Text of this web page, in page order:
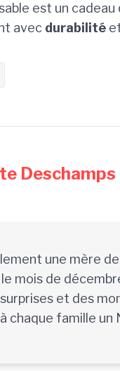
est un
avec durabilité
Deschamps
une mère
mois de
et des
chaque famille un